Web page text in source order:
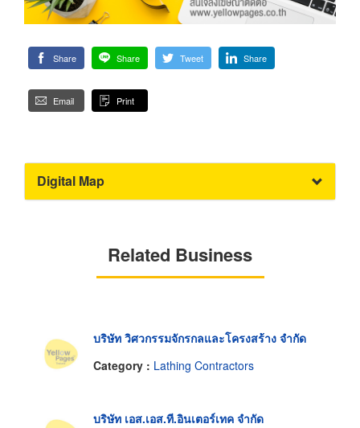
Share Share Tweet Share
Email Print
Digital Map
Related Business
บริษัท วิศวกรรมจักรกลและโครงสร้าง จำกัด
Category : Lathing Contractors
บริษัท เอส.เอส.ที.อินเตอร์เทค จำกัด